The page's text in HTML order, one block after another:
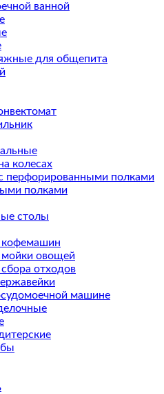
ванной
для общепита
колесах
перфорированными полками
полками
столы
овощей
отходов
машине